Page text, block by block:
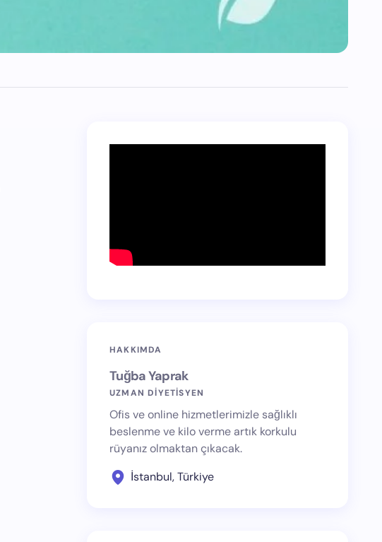
HAKKIMDA
Tuğba Yaprak
UZMAN DİYETİSYEN
Ofis ve online hizmetlerimizle sağlıklı
beslenme ve kilo verme artık korkulu
rüyanız olmaktan çıkacak.
İstanbul, Türkiye